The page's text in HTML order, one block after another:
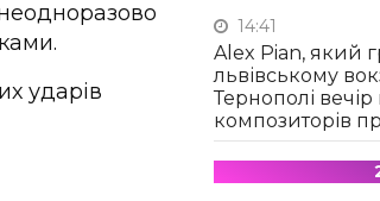
ударів
14:41
Alex Pian, який
львівському
Тернополі
композиторів